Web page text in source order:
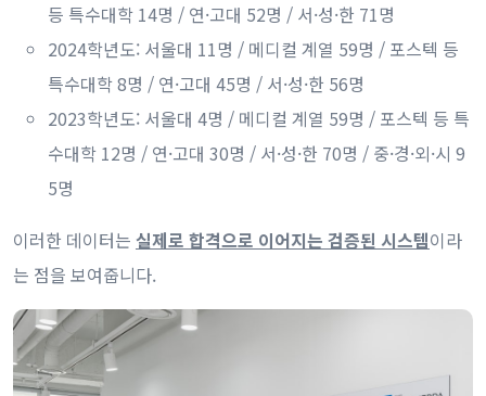
등 특수대학 14명 / 연·고대 52명 / 서·성·한 71명
2024학년도: 서울대 11명 / 메디컬 계열 59명 / 포스텍 등
특수대학 8명 / 연·고대 45명 / 서·성·한 56명
2023학년도: 서울대 4명 / 메디컬 계열 59명 / 포스텍 등 특
수대학 12명 / 연·고대 30명 / 서·성·한 70명 / 중·경·외·시 9
5명
이러한 데이터는 실제로 합격으로 이어지는 검증된 시스템이라
는 점을 보여줍니다.